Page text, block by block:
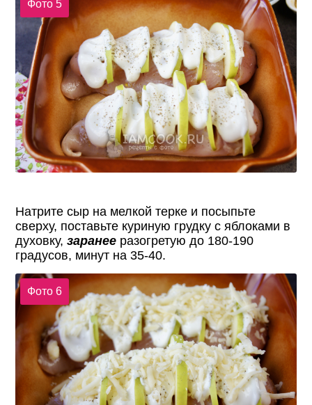
Фото 5
Натрите сыр на мелкой терке и посыпьте
сверху, поставьте куриную грудку с яблоками в
духовку, заранее разогретую до 180-190
градусов, минут на 35-40.
Фото 6